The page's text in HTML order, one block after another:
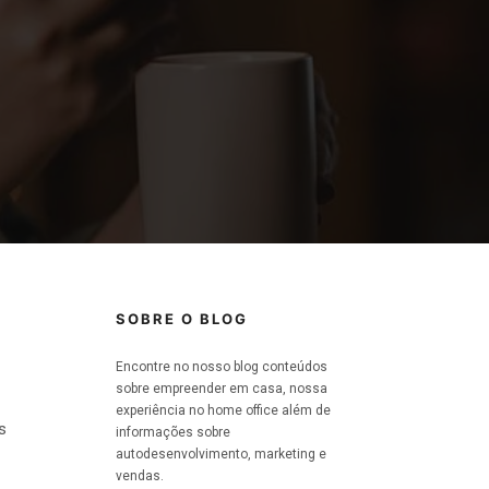
SOBRE O BLOG
Encontre no nosso blog conteúdos
sobre empreender em casa, nossa
experiência no home office além de
informações sobre
autodesenvolvimento, marketing e
vendas.